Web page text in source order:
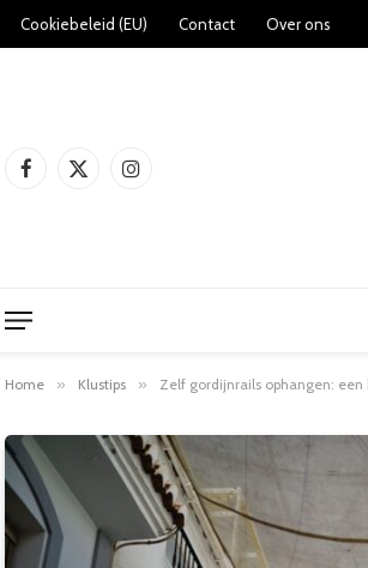
Cookiebeleid (EU) Contact Over ons
Facebook
X
Instagram
Home » Klustips » Zelf gordijnrails ophangen: